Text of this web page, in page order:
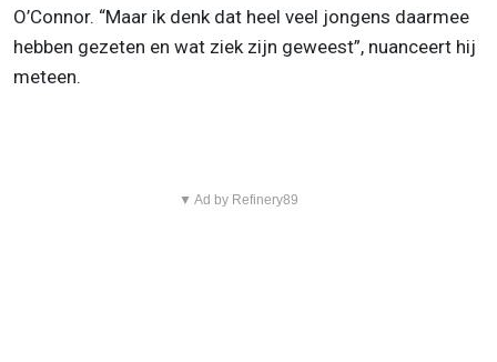
O’Connor. “Maar ik denk dat heel veel jongens daarmee
hebben gezeten en wat ziek zijn geweest”, nuanceert hij
meteen.
▼ Ad by Refinery89